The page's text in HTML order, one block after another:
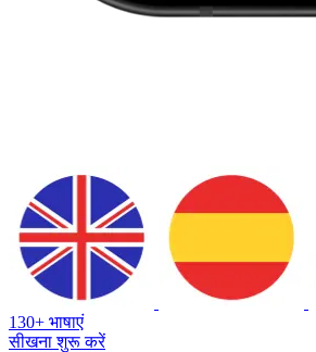
130+ भाषाएं
सीखना शुरू करें